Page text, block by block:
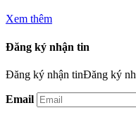
Xem thêm
Đăng ký nhận tin
Đăng ký nhận tinĐăng ký
Email